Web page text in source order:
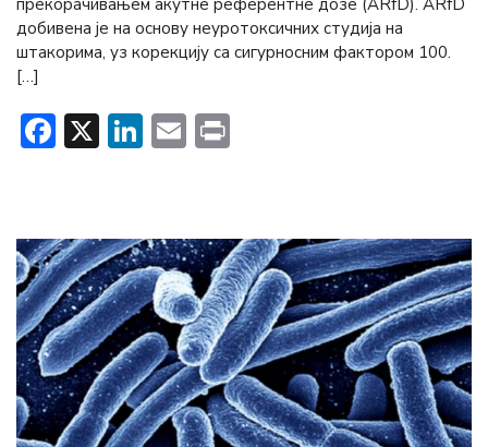
добивена је на основу неуротоксичних студија на
штакорима, уз корекцију са сигурносним фактором 100.
[…]
Facebook
X LinkedIn
Email